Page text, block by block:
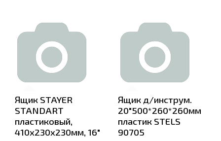
Ящик STAYER
STANDART
пластиковый,
410х230х230мм, 16"
Ящик д/инструм.
20"500*260*260мм
пластик STELS
90705